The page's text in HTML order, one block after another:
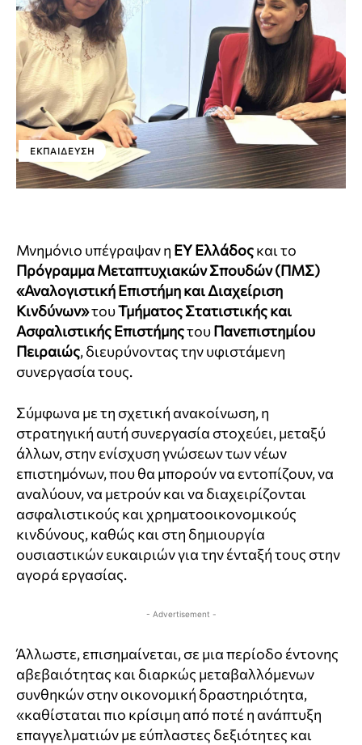
ΕΚΠΑΊΔΕΥΣΗ
Μνημόνιο υπέγραψαν η EY Ελλάδοςκαι το
Πρόγραμμα Μεταπτυχιακών Σπουδών (ΠΜΣ)
«Αναλογιστική Επιστήμη και Διαχείριση
Κινδύνων»τουΤμήματος Στατιστικής και
Ασφαλιστικής ΕπιστήμηςτουΠανεπιστημίου
Πειραιώς, διευρύνοντας την υφιστάμενη
συνεργασία τους.
Σύμφωνα με τη σχετική ανακοίνωση, η
στρατηγική αυτή συνεργασία στοχεύει, μεταξύ
άλλων, στην ενίσχυση γνώσεων των νέων
επιστημόνων, που θα μπορούν να εντοπίζουν, να
αναλύουν, να μετρούν και να διαχειρίζονται
ασφαλιστικούς και χρηματοοικονομικούς
κινδύνους, καθώς και στη δημιουργία
ουσιαστικών ευκαιριών για την ένταξή τους στην
αγορά εργασίας.
- Advertisement -
Άλλωστε, επισημαίνεται, σε μια περίοδο έντονης
αβεβαιότητας και διαρκώς μεταβαλλόμενων
συνθηκών στην οικονομική δραστηριότητα,
«καθίσταται πιο κρίσιμη από ποτέ η ανάπτυξη
επαγγελματιών με εύπλαστες δεξιότητες και